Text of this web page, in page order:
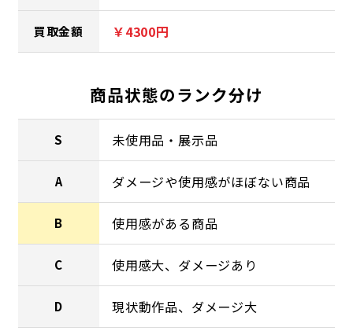
買取金額 ￥4300円
商品状態のランク分け
S 未使用品・展示品
A ダメージや使用感がほぼない商品
B 使用感がある商品
C 使用感大、ダメージあり
D 現状動作品、ダメージ大